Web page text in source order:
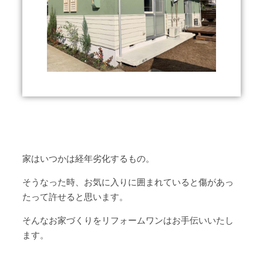
家はいつかは経年劣化するもの。
そうなった時、お気に入りに囲まれていると傷があっ
たって許せると思います。
そんなお家づくりをリフォームワンはお手伝いいたし
ます。